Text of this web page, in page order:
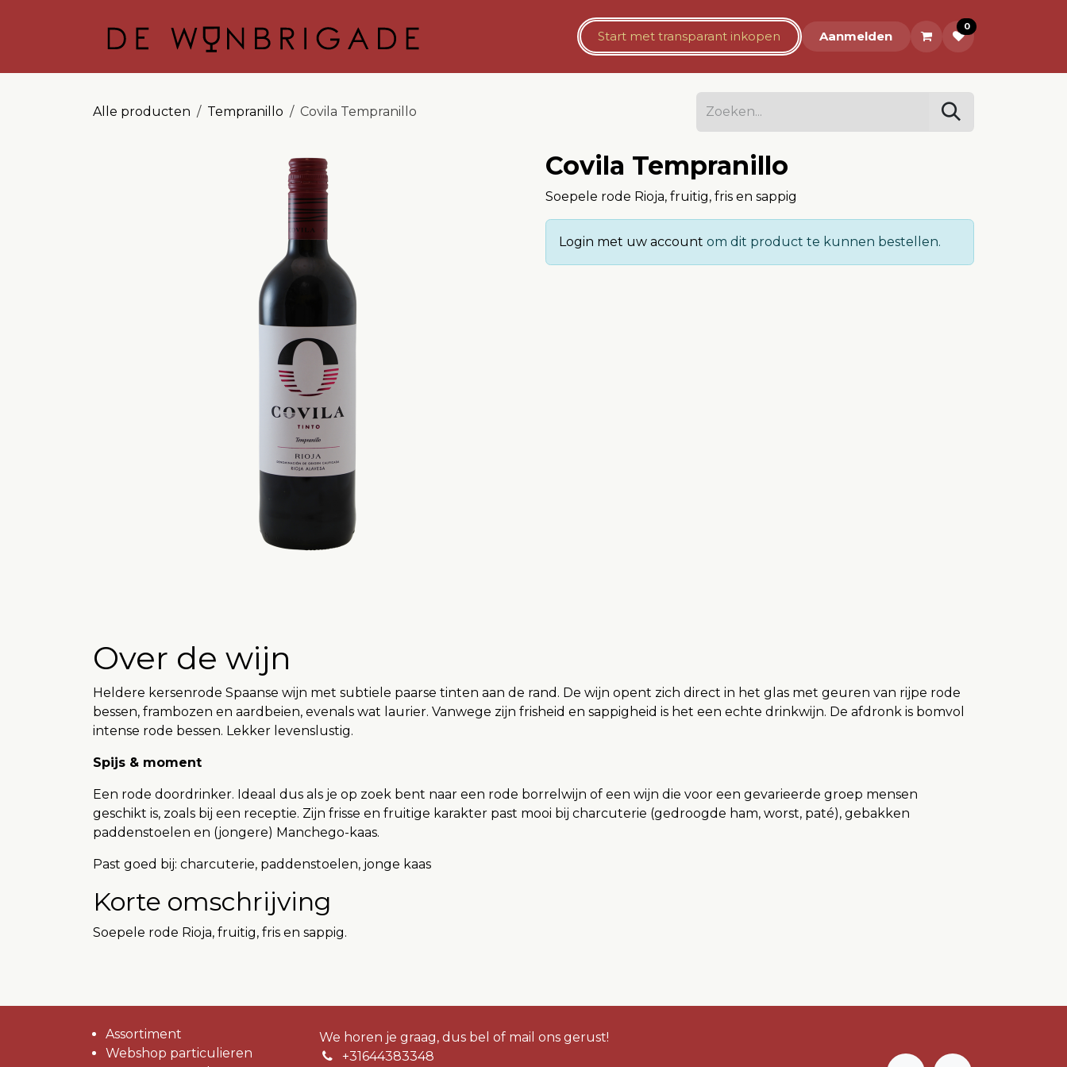
Bestelomgeving Horeca Vaste Opslag Over ons
​​Start met​transparant inkopen Aanmelden
0
Alle producten Tempranillo Covila Tempranillo
Covila Tempranillo
Soepele rode Rioja, fruitig, fris en sappig
Login met uw account om dit product te kunnen bestellen.
Over de wijn
Heldere kersenrode Spaanse wijn met subtiele paarse tinten aan de rand. De wijn opent zich direct in het glas met geuren van rijpe rode
bessen, frambozen en aardbeien, evenals wat laurier. Vanwege zijn frisheid en sappigheid is het een echte drinkwijn. De afdronk is bomvol
intense rode bessen. Lekker levenslustig.
Spijs & moment
Een rode doordrinker. Ideaal dus als je op zoek bent naar een rode borrelwijn of een wijn die voor een gevarieerde groep mensen
geschikt is, zoals bij een receptie. Zijn frisse en fruitige karakter past mooi bij charcuterie (gedroogde ham, worst, paté), gebakken
paddenstoelen en (jongere) Manchego-kaas.
Past goed bij: charcuterie, paddenstoelen, jonge kaas
Korte omschrijving
Soepele rode Rioja, fruitig, fris en sappig.
Assortiment
Webshop particulieren
We horen je graag, dus bel of mail ons gerust!
+31644383348